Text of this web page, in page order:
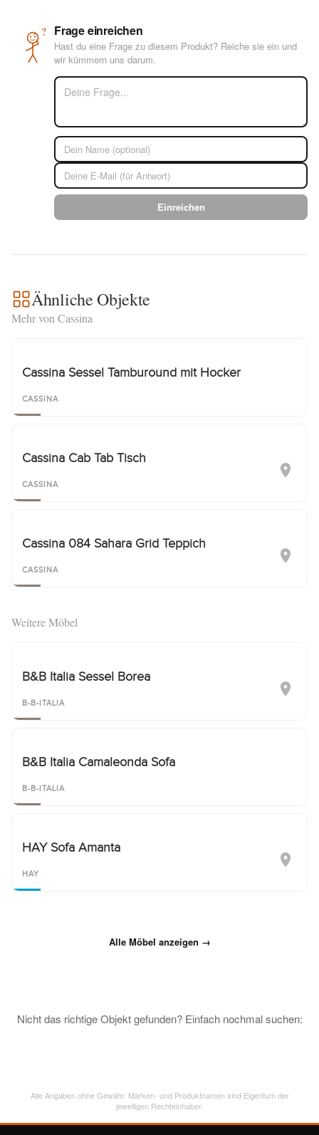
? Frage einreichen
Hast du eine Frage zu diesem Produkt? Reiche sie ein und
wir kümmern uns darum.
Einreichen
Ähnliche Objekte
Mehr von Cassina
Cassina Sessel Tamburound mit Hocker
CASSINA
Cassina Cab Tab Tisch
CASSINA
Cassina 084 Sahara Grid Teppich
CASSINA
Weitere Möbel
B&B Italia Sessel Borea
B-B-ITALIA
B&B Italia Camaleonda Sofa
B-B-ITALIA
HAY Sofa Amanta
HAY
Alle Möbel anzeigen →
Nicht das richtige Objekt gefunden? Einfach nochmal suchen:
Alle Angaben ohne Gewähr. Marken- und Produktnamen sind Eigentum der
jeweiligen Rechteinhaber.